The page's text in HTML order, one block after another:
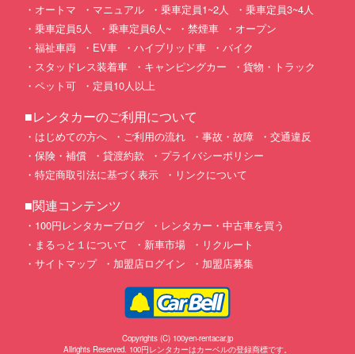
オートマ マニュアル 乗車定員1~2人
乗車定員3~4人
乗車定員5人
乗車定員6人~ 禁煙車
オープン
福祉車両
EV車 ハイブリッド車
バイク
スタッドレス装着車
キャンピングカー
貨物・トラック
ペット可
定員10人以上
■レンタカーのご利用について
はじめての方へ ご利用の流れ 事故・故障
交通違反
保険・補償
貸渡約款
プライバシーポリシー
特定商取引法に基づく表示
リンクについて
■関連コンテンツ
100円レンタカーブログ
レンタカー・中古車を買う
まるっと１について
新車市場
リクルート
サイトマップ
加盟店ログイン 加盟店募集
Copyrights (C) 100yen-rentacar.jp
Allrights Reserved. 100円レンタカーはカーベルの登録商標です。